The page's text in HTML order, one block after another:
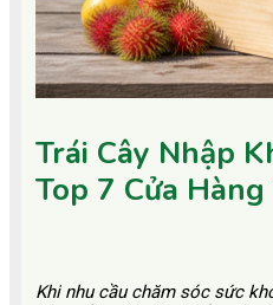
Khi nhu cầu chăm sóc sức
Trái Cây Nhập
Top 7 Cửa